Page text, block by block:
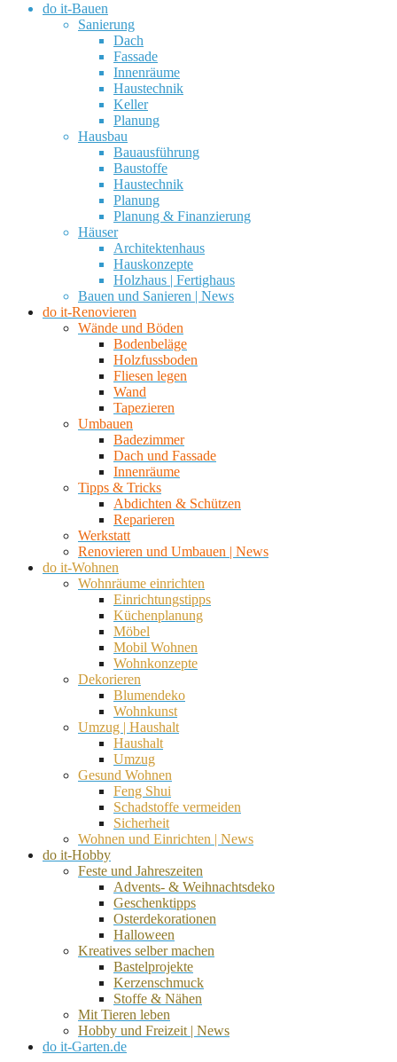
do it-Bauen
Sanierung
Dach
Fassade
Innenräume
Haustechnik
Keller
Planung
Hausbau
Bauausführung
Baustoffe
Haustechnik
Planung
Planung & Finanzierung
Häuser
Architektenhaus
Hauskonzepte
Holzhaus | Fertighaus
Bauen und Sanieren | News
do it-Renovieren
Wände und Böden
Bodenbeläge
Holzfussboden
Fliesen legen
Wand
Tapezieren
Umbauen
Badezimmer
Dach und Fassade
Innenräume
Tipps & Tricks
Abdichten & Schützen
Reparieren
Werkstatt
Renovieren und Umbauen | News
do it-Wohnen
Wohnräume einrichten
Einrichtungstipps
Küchenplanung
Möbel
Mobil Wohnen
Wohnkonzepte
Dekorieren
Blumendeko
Wohnkunst
Umzug | Haushalt
Haushalt
Umzug
Gesund Wohnen
Feng Shui
Schadstoffe vermeiden
Sicherheit
Wohnen und Einrichten | News
do it-Hobby
Feste und Jahreszeiten
Advents- & Weihnachtsdeko
Geschenktipps
Osterdekorationen
Halloween
Kreatives selber machen
Bastelprojekte
Kerzenschmuck
Stoffe & Nähen
Mit Tieren leben
Hobby und Freizeit | News
do it-Garten.de